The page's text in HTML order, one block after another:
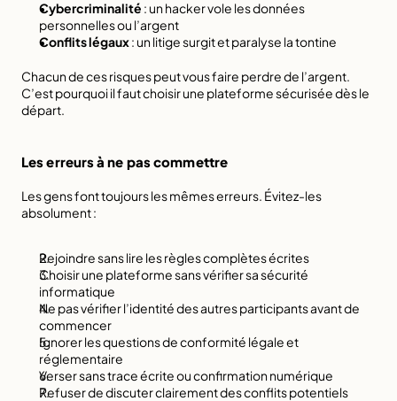
Cybercriminalité : un hacker vole les données
personnelles ou l’argent
Conflits légaux : un litige surgit et paralyse la tontine
Chacun de ces risques peut vous faire perdre de l’argent.
C’est pourquoi il faut choisir une plateforme sécurisée dès le
départ.
Les erreurs à ne pas commettre
Les gens font toujours les mêmes erreurs. Évitez-les
absolument :
Rejoindre sans lire les règles complètes écrites
Choisir une plateforme sans vérifier sa sécurité
informatique
Ne pas vérifier l’identité des autres participants avant de
commencer
Ignorer les questions de conformité légale et
réglementaire
Verser sans trace écrite ou confirmation numérique
Refuser de discuter clairement des conflits potentiels